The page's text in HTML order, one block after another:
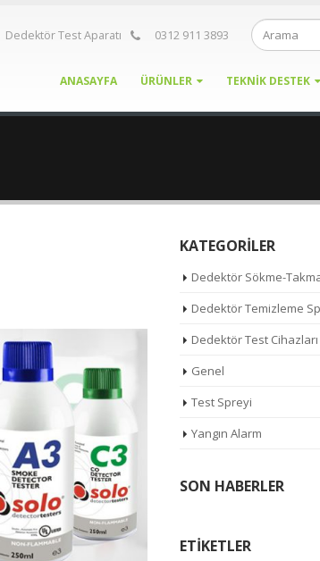
Dedektör Test Aparatı 0312 911 3893
ANASAYFA ÜRÜNLER TEKNIK DESTEK
KATEGORILER
Dedektör Sökme-
Dedektör Temizleme
Dedektör Test Cihazları
Genel
Test Spreyi
Yangın Alarm
SON HABERLER
ETIKETLER